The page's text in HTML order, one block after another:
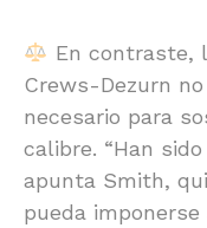
En contraste,
Crews-Dezurn
necesario para
calibre. “Han
apunta Smith,
pueda